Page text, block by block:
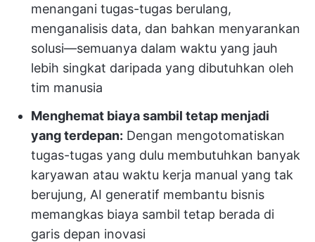
menangani tugas-tugas berulang,
menganalisis data, dan bahkan menyarankan
solusi—semuanya dalam waktu yang jauh
lebih singkat daripada yang dibutuhkan oleh
tim manusia
Menghemat biaya sambil tetap menjadi
yang terdepan: Dengan mengotomatiskan
tugas-tugas yang dulu membutuhkan banyak
karyawan atau waktu kerja manual yang tak
berujung, AI generatif membantu bisnis
memangkas biaya sambil tetap berada di
garis depan inovasi